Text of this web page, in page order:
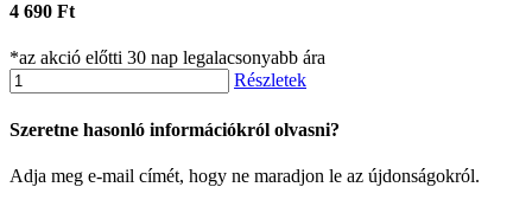
4 690 Ft
*az akció előtti 30 nap legalacsonyabb ára
Részletek
Szeretne hasonló információkról olvasni?
Adja meg e-mail címét, hogy ne maradjon le az újdonságokról.